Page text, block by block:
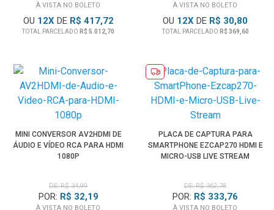
À VISTA NO BOLETO
OU 12XDE R$ 417,72
TOTAL PARCELADO R$ 5.012,70
À VISTA NO BOLETO
OU 12X DE R$ 30,80
TOTAL PARCELADO R$ 369,60
MINI CONVERSOR AV2HDMI DE
ÁUDIO E VÍDEO RCA PARA HDMI
1080P
DE: R$ 34,99
POR: R$ 32,19
À VISTA NO BOLETO
PLACA DE CAPTURA PARA
SMARTPHONE EZCAP270 HDMI E
MICRO-USB LIVE STREAM
DE: R$ 362,78
POR: R$ 333,76
À VISTA NO BOLETO